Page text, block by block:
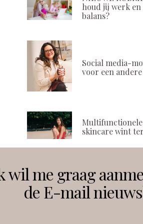
houd jij werk
balans?
Social media-
voor een
Multifunctionele
skincare wint
Volg ons
wil me graag
de E-mail